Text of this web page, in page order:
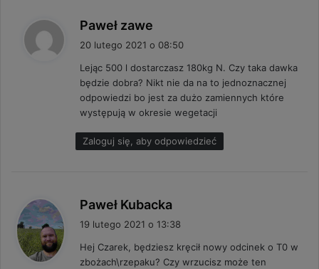
Paweł zawe
z
e
:
20 lutego 2021 o 08:50
Lejąc 500 l dostarczasz 180kg N. Czy taka dawka
będzie dobra? Nikt nie da na to jednoznacznej
odpowiedzi bo jest za dużo zamiennych które
występują w okresie wegetacji
Zaloguj się, aby odpowiedzieć
Paweł Kubacka
z
e
19 lutego 2021 o 13:38
Hej Czarek, będziesz kręcił nowy odcinek o T0 w
zbożach\rzepaku? Czy wrzucisz może ten